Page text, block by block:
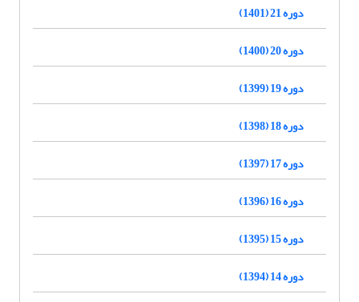
دوره 21 (1401)
دوره 20 (1400)
دوره 19 (1399)
دوره 18 (1398)
دوره 17 (1397)
دوره 16 (1396)
دوره 15 (1395)
دوره 14 (1394)